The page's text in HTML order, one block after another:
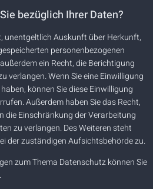
bezüglich Ihrer Daten?
unentgeltlich Auskunft über Herkunft,
personenbezogenen
ein Recht, die Berichtigung
verlangen. Wenn Sie eine Einwilligung
können Sie diese Einwilligung
Außerdem haben Sie das Recht,
die Einschränkung der Verarbeitung
zu verlangen. Des Weiteren steht
der zuständigen Aufsichtsbehörde zu.
zum Thema Datenschutz können Sie